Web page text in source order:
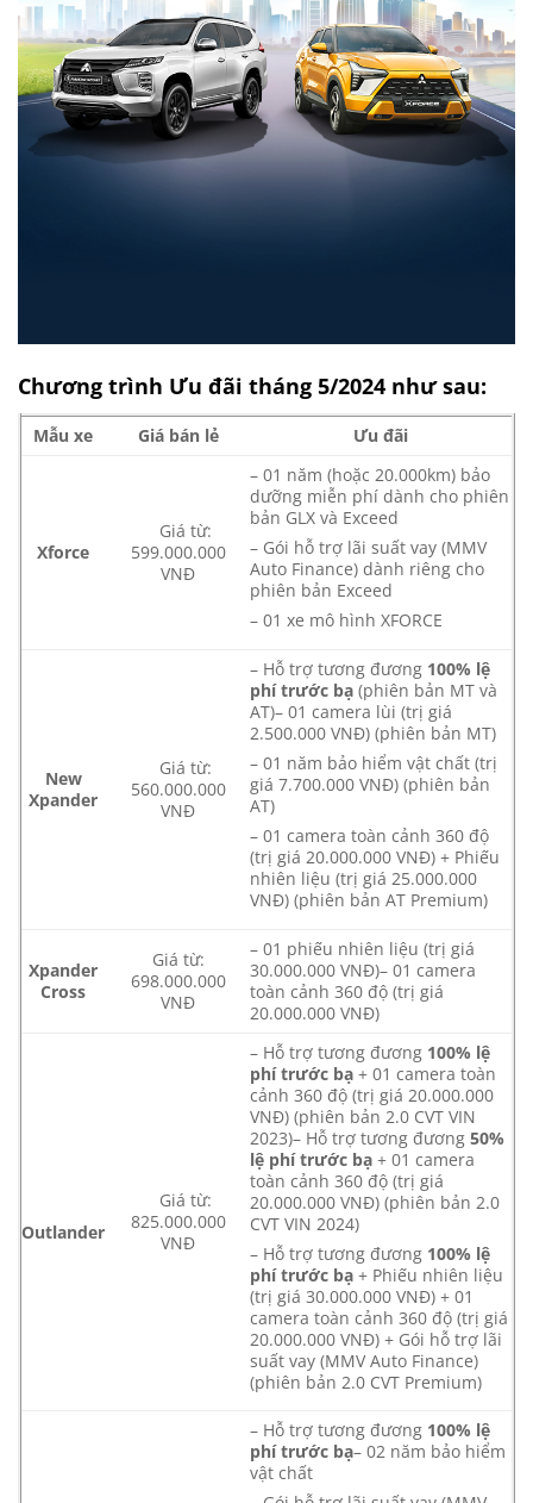
Chương trình Ưu đãi tháng 5/2024 như sau:
Mẫu xe Giá bán lẻ Ưu đãi
Xforce
Giá từ:
599.000.000
VNĐ
– 01 năm (hoặc 20.000km) bảo
dưỡng miễn phí dành cho phiên
bản GLX và Exceed
– Gói hỗ trợ lãi suất vay (MMV
Auto Finance) dành riêng cho
phiên bản Exceed
– 01 xe mô hình XFORCE
New
Xpander
Giá từ:
560.000.000
VNĐ
– Hỗ trợ tương đương 100% lệ
phí trước bạ(phiên bản MT và
AT)– 01 camera lùi (trị giá
2.500.000 VNĐ) (phiên bản MT)
– 01 năm bảo hiểm vật chất (trị
giá 7.700.000 VNĐ) (phiên bản
AT)
– 01 camera toàn cảnh 360 độ
(trị giá 20.000.000 VNĐ) + Phiếu
nhiên liệu (trị giá 25.000.000
VNĐ) (phiên bản AT Premium)
Xpander
Cross
Giá từ:
698.000.000
VNĐ
– 01 phiếu nhiên liệu (trị giá
30.000.000 VNĐ)– 01 camera
toàn cảnh 360 độ (trị giá
20.000.000 VNĐ)
Outlander
Giá từ:
825.000.000
VNĐ
– Hỗ trợ tương đương 100% lệ
phí trước bạ + 01 camera toàn
cảnh 360 độ (trị giá 20.000.000
VNĐ) (phiên bản 2.0 CVT VIN
2023)– Hỗ trợ tương đương50%
lệ phí trước bạ + 01 camera
toàn cảnh 360 độ (trị giá
20.000.000 VNĐ) (phiên bản 2.0
CVT VIN 2024)
– Hỗ trợ tương đương 100% lệ
phí trước bạ + Phiếu nhiên liệu
(trị giá 30.000.000 VNĐ) + 01
camera toàn cảnh 360 độ (trị giá
20.000.000 VNĐ) + Gói hỗ trợ lãi
suất vay (MMV Auto Finance)
(phiên bản 2.0 CVT Premium)
– Hỗ trợ tương đương 100% lệ
phí trước bạ– 02 năm bảo hiểm
vật chất